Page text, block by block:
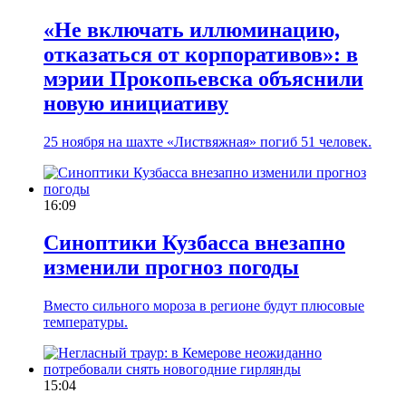
«Не включать иллюминацию,
отказаться от корпоративов»: в
мэрии Прокопьевска объяснили
новую инициативу
25 ноября на шахте «Листвяжная» погиб 51 человек.
16:09
Синоптики Кузбасса внезапно
изменили прогноз погоды
Вместо сильного мороза в регионе будут плюсовые
температуры.
15:04